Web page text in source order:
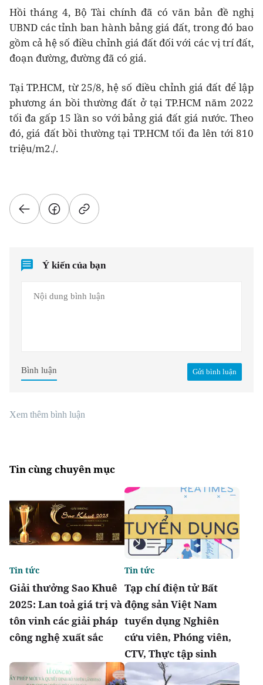
Hồi tháng 4, Bộ Tài chính đã có văn bản đề nghị
UBND các tỉnh ban hành bảng giá đất, trong đó bao
gồm cả hệ số điều chỉnh giá đất đối với các vị trí đất,
đoạn đường, đường đã có giá.
Tại TP.HCM, từ 25/8, hệ số điều chỉnh giá đất để lập
phương án bồi thường đất ở tại TP.HCM năm 2022
tối đa gấp 15 lần so với bảng giá đất giá nước. Theo
đó, giá đất bồi thường tại TP.HCM tối đa lên tới 810
triệu/m2./.
Ý kiến của bạn
Gửi bình luận
Bình luận
Xem thêm bình luận
Tin cùng chuyên mục
Giải thưởng Sao Khuê
2025: Lan toả giá trị và
tôn vinh các giải pháp
công nghệ xuất sắc
Tin tức
Tạp chí điện tử Bất
động sản Việt Nam
tuyển dụng Nghiên
cứu viên, Phóng viên,
CTV, Thực tập sinh
Tin tức